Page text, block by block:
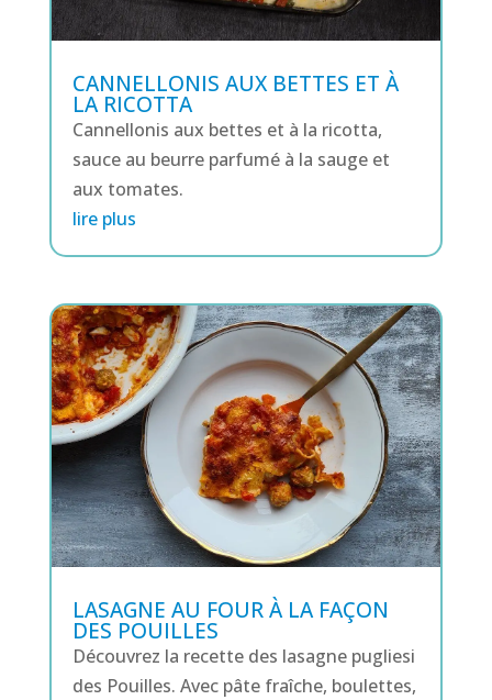
CANNELLONIS AUX BETTES ET À
LA RICOTTA
Cannellonis aux bettes et à la ricotta,
sauce au beurre parfumé à la sauge et
aux tomates.
lire plus
LASAGNE AU FOUR À LA FAÇON
DES POUILLES
Découvrez la recette des lasagne pugliesi
des Pouilles. Avec pâte fraîche, boulettes,